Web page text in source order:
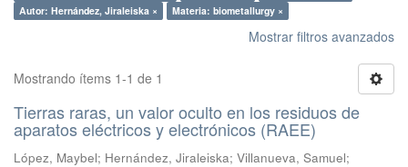
Autor: Hernández, Jiraleiska ×
Materia: biometallurgy ×
Mostrar filtros avanzados
Mostrando ítems 1-1 de 1
Tierras raras, un valor oculto en los residuos de
aparatos eléctricos y electrónicos (RAEE)
López, Maybel; Hernández, Jiraleiska; Villanueva, Samuel;